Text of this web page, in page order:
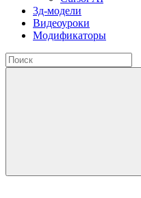
3д-модели
Видеоуроки
Модификаторы